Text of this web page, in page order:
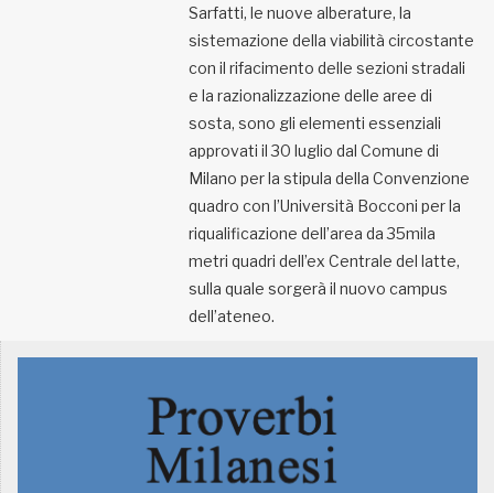
Sarfatti, le nuove alberature, la
sistemazione della viabilità circostante
con il rifacimento delle sezioni stradali
e la razionalizzazione delle aree di
sosta, sono gli elementi essenziali
approvati il 30 luglio dal Comune di
Milano per la stipula della Convenzione
quadro con l’Università Bocconi per la
riqualificazione dell’area da 35mila
metri quadri dell’ex Centrale del latte,
sulla quale sorgerà il nuovo campus
dell’ateneo.